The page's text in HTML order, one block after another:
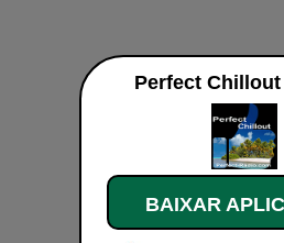
Perfect
BAIXAR